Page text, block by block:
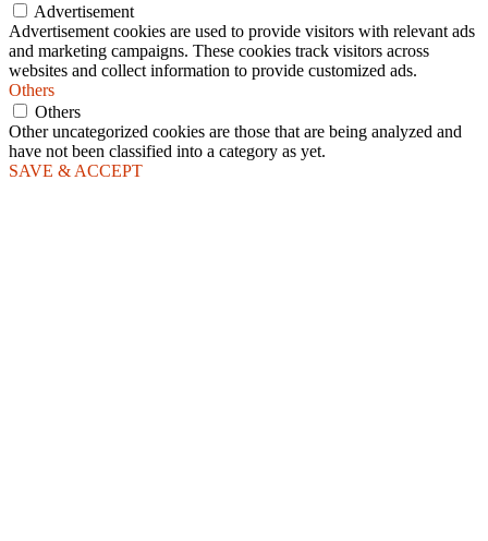
Advertisement
Advertisement cookies are used to provide visitors with relevant ads
and marketing campaigns. These cookies track visitors across
websites and collect information to provide customized ads.
Others
Others
Other uncategorized cookies are those that are being analyzed and
have not been classified into a category as yet.
SAVE & ACCEPT